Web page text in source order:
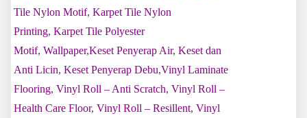
Tile Nylon Motif, Karpet Tile Nylon
Printing, Karpet Tile Polyester
Motif, Wallpaper,Keset Penyerap Air, Keset dan
Anti Licin, Keset Penyerap Debu,Vinyl Laminate
Flooring, Vinyl Roll – Anti Scratch, Vinyl Roll –
Health Care Floor, Vinyl Roll – Resillent, Vinyl